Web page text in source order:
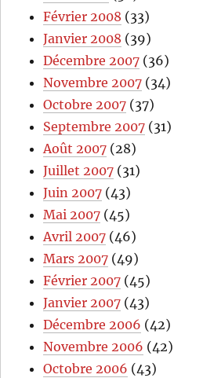
Février 2008 (33)
Janvier 2008 (39)
Décembre 2007 (36)
Novembre 2007 (34)
Octobre 2007 (37)
Septembre 2007 (31)
Août 2007 (28)
Juillet 2007 (31)
Juin 2007 (43)
Mai 2007 (45)
Avril 2007 (46)
Mars 2007 (49)
Février 2007 (45)
Janvier 2007 (43)
Décembre 2006 (42)
Novembre 2006 (42)
Octobre 2006 (43)